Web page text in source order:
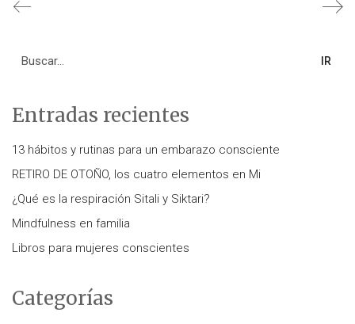
for:
Entradas recientes
13 hábitos y rutinas para un embarazo consciente
RETIRO DE OTOÑO, los cuatro elementos en Mi
¿Qué es la respiración Sitali y Siktari?
Mindfulness en familia
Libros para mujeres conscientes
Categorías